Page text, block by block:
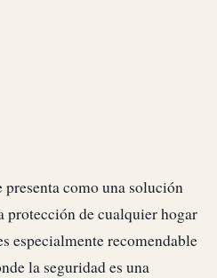
como una solución
protección de cualquier hogar
especialmente recomendable
la seguridad es una